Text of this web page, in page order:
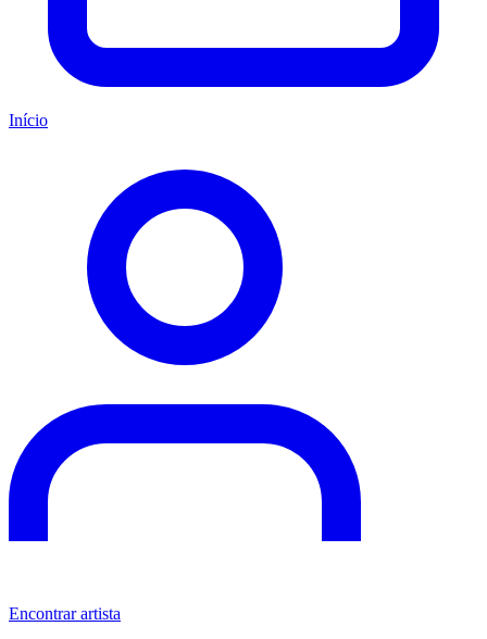
Início
Encontrar artista